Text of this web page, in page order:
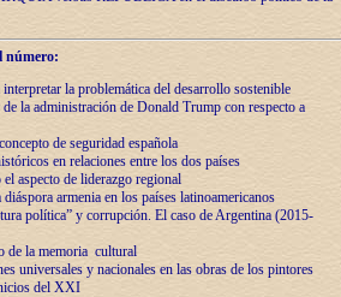
número:
la problemática del desarrollo sostenible
la administración de Donald Trump con respecto a
de seguridad española
en relaciones entre los dos países
aspecto de liderazgo regional
armenia en los países latinoamericanos
política” y corrupción. El caso de Argentina (2015-
de la memoria cultural
universales y nacionales en las obras de los pintores
del XXI